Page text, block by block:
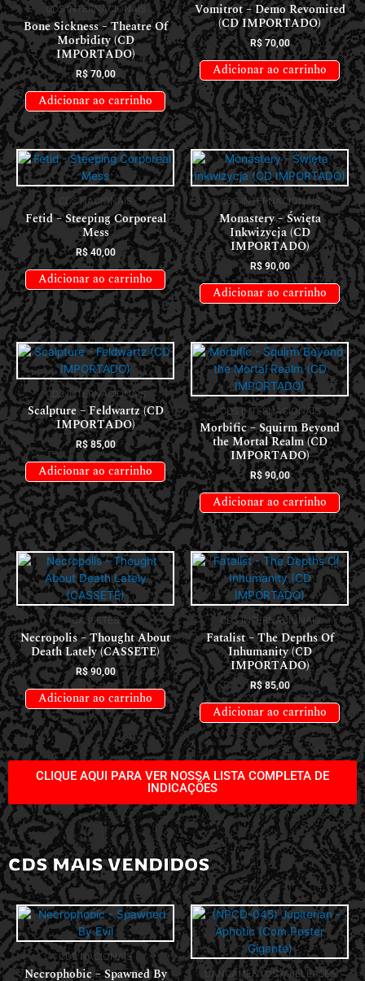
CDS INTERNACIONAIS
Bone Sickness – Theatre Of
Morbidity (CD
IMPORTADO)
R$70,00
Adicionar ao carrinho
Vomitrot – Demo Revomited
(CD IMPORTADO)
R$70,00
Adicionar ao carrinho
CDS NACIONAIS
Fetid – Steeping Corporeal
Mess
R$40,00
Adicionar ao carrinho
CDS INTERNACIONAIS
Monastery – Święta
Inkwizycja (CD
IMPORTADO)
R$90,00
Adicionar ao carrinho
CDS INTERNACIONAIS
Scalpture – Feldwartz (CD
IMPORTADO)
R$85,00
Adicionar ao carrinho
CDS INTERNACIONAIS
Morbific – Squirm Beyond
the Mortal Realm (CD
IMPORTADO)
R$90,00
Adicionar ao carrinho
CASSETES
Necropolis – Thought About
Death Lately (CASSETE)
R$90,00
Adicionar ao carrinho
CDS INTERNACIONAIS
Fatalist – The Depths Of
Inhumanity (CD
IMPORTADO)
R$85,00
Adicionar ao carrinho
CLIQUE AQUI PARA VER NOSSA LISTA COMPLETA DE
INDICAÇÕES
CDS MAIS VENDIDOS
CDS NACIONAIS
Necrophobic – Spawned By
LANÇAMENTOS // RELEASES